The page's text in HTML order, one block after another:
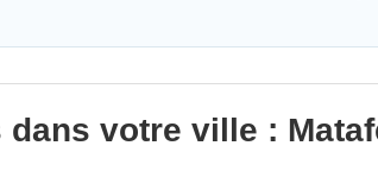
votre ville :